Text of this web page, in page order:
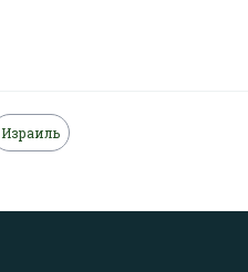
Израиль